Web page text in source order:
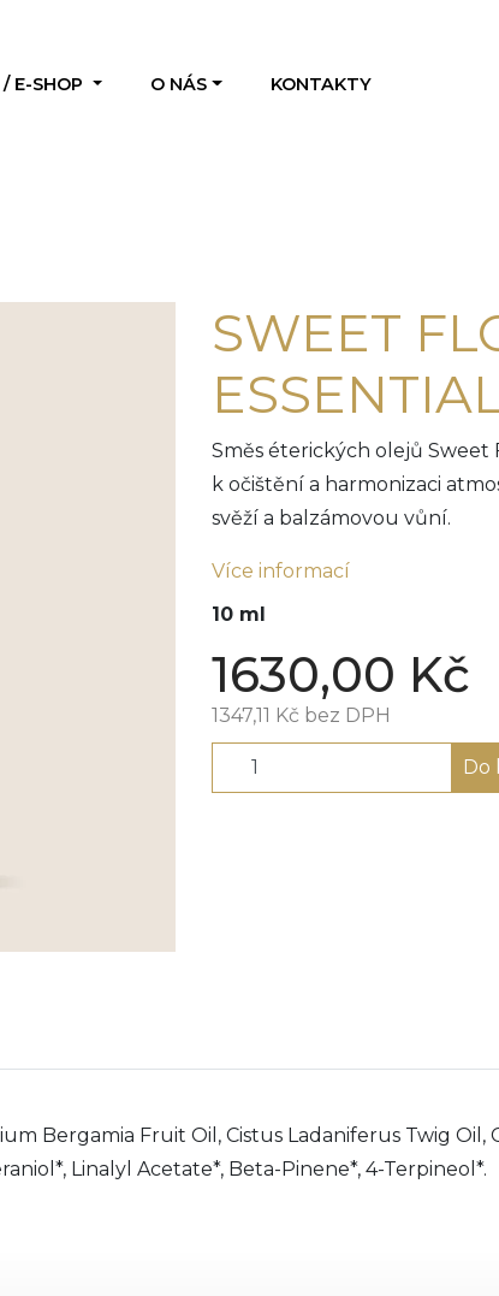
E-SHOP O NÁS KONTAKTY
SWEET
Směs éterických olejů Sweet
k očištění a harmonizaci
svěží a balzámovou vůní.
Více informací
10 ml
1630,00 Kč
1347,11 Kč bez DPH
Do
Bergamia Fruit Oil, Cistus Ladaniferus Twig Oil,
Linalyl Acetate*, Beta-Pinene*, 4-Terpineol*.